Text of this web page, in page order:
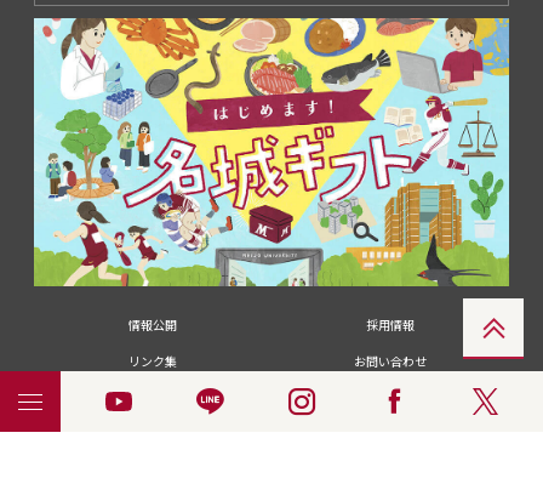
情報公開
採用情報
リンク集
お問い合わせ
メディアの皆さま
卒業生の皆さま